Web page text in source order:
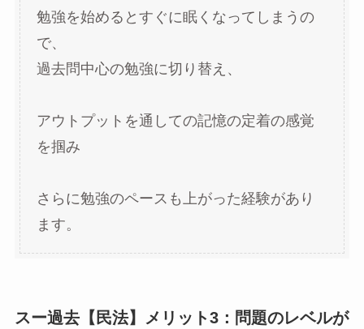
勉強を始めるとすぐに眠くなってしまうの
で、
過去問中心の勉強に切り替え、
アウトプットを通しての記憶の定着の感覚
を掴み
さらに勉強のペースも上がった経験があり
ます。
スー過去【民法】メリット3：問題のレベルが